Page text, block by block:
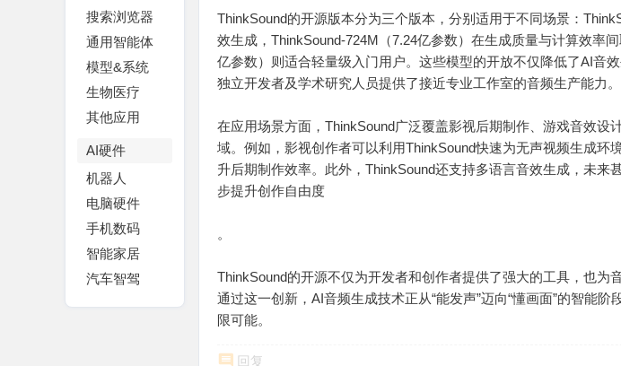
搜索浏览器
通用智能体
模型&系统
生物医疗
其他应用
AI硬件
机器人
电脑硬件
手机数码
智能家居
汽车智驾
ThinkSound的开源版本分为三个版本，分别适用于不同场景：
效生成，ThinkSound-724M（7.24亿参数）在生成质量与计算效率
亿参数）则适合轻量级入门用户。这些模型的开放不仅降低了AI音
独立开发者及学术研究人员提供了接近专业工作室的音频生产能力。
在应用场景方面，ThinkSound广泛覆盖影视后期制作、游戏音效设
域。例如，影视创作者可以利用ThinkSound快速为无声视频生成环
升后期制作效率。此外，ThinkSound还支持多语言音效生成，未来
步提升创作自由度
。
ThinkSound的开源不仅为开发者和创作者提供了强大的工具，也为
通过这一创新，AI音频生成技术正从“能发声”迈向“懂画面”的智能
限可能。
回复